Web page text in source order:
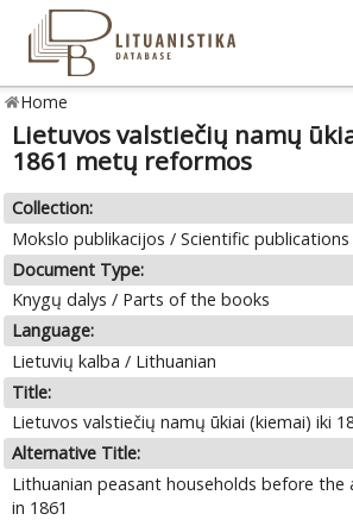
Home
Lietuvos valstiečių namų
1861 metų reformos
Collection:
Mokslo publikacijos / Scientific publications
Document Type:
Knygų dalys / Parts of the books
Language:
Lietuvių kalba / Lithuanian
Title:
Lietuvos valstiečių namų ūkiai (kiemai) iki
Alternative Title:
Lithuanian peasant households before
in 1861